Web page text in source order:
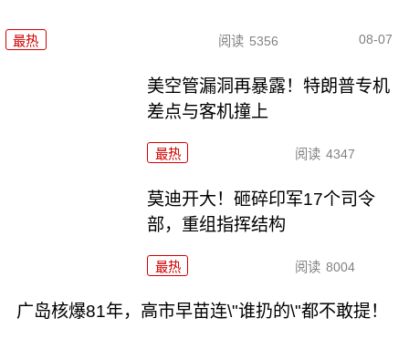
最热 阅读 5356 08-07
美空管漏洞再暴露！特朗普专机
差点与客机撞上
最热 阅读 4347
莫迪开大！砸碎印军17个司令
部，重组指挥结构
最热 阅读 8004
广岛核爆81年，高市早苗连\"谁扔的\"都不敢提！